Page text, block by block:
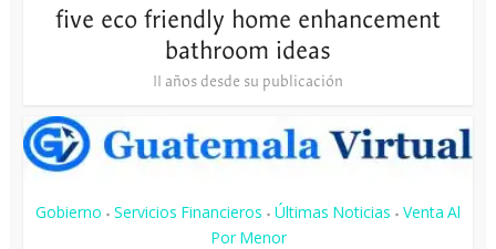
five eco friendly home enhancement
bathroom ideas
11 años desde su publicación
Gobierno • Servicios Financieros • Últimas Noticias • Venta Al
Por Menor